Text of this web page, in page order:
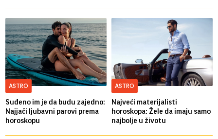
ASTRO
Suđeno im je da budu zajedno:
Najjači ljubavni parovi prema
horoskopu
ASTRO
Najveći materijalisti
horoskopa: Žele da imaju samo
najbolje u životu